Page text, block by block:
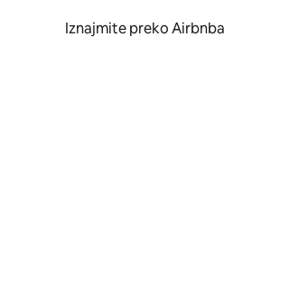
Iznajmite preko Airbnba